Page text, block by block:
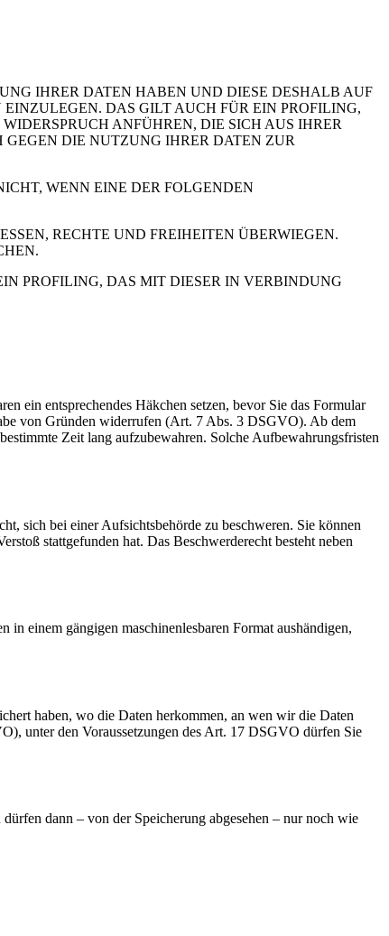
IHRER DATEN HABEN UND DIESE DESHALB AUF
DAS GILT AUCH FÜR EIN PROFILING,
ANFÜHREN, DIE SICH AUS IHRER
DIE NUTZUNG IHRER DATEN ZUR
WENN EINE DER FOLGENDEN
RECHTE UND FREIHEITEN ÜBERWIEGEN.
PROFILING, DAS MIT DIESER IN VERBINDUNG
ein entsprechendes Häkchen setzen, bevor Sie das Formular
von Gründen widerrufen (Art. 7 Abs. 3 DSGVO). Ab dem
Zeit lang aufzubewahren. Solche Aufbewahrungsfristen
sich bei einer Aufsichtsbehörde zu beschweren. Sie können
stattgefunden hat. Das Beschwerderecht besteht neben
einem gängigen maschinenlesbaren Format aushändigen,
haben, wo die Daten herkommen, an wen wir die Daten
unter den Voraussetzungen des Art. 17 DSGVO dürfen Sie
dann – von der Speicherung abgesehen – nur noch wie